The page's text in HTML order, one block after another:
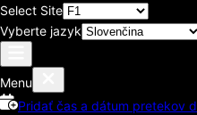
Select Site
Vyberte jazyk
Menu
Pridať čas a dátum pretekov